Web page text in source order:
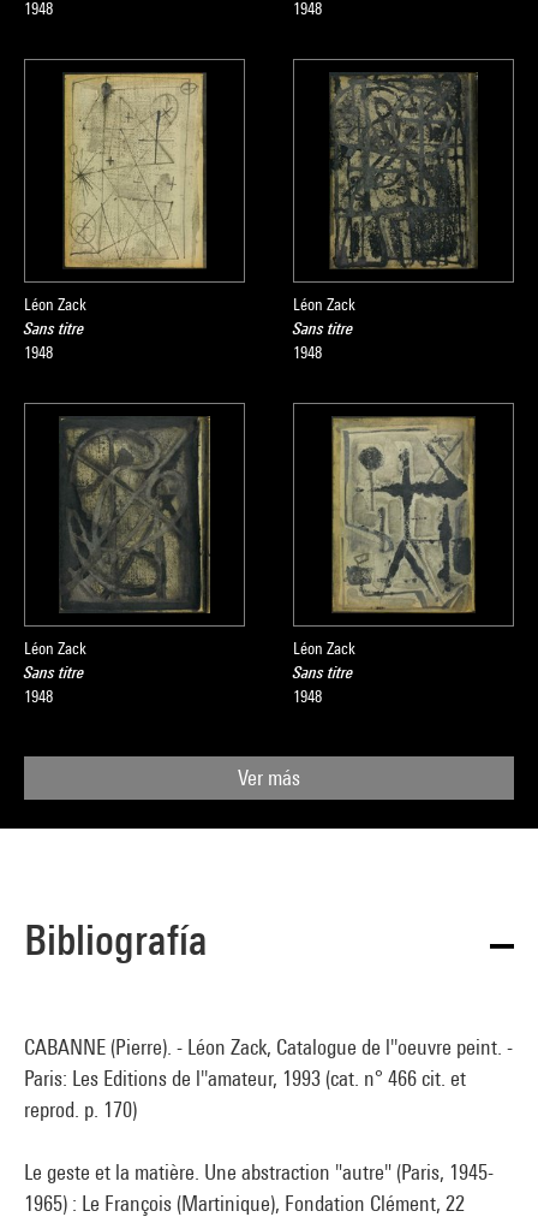
1948 1948
Léon Zack
Sans titre
1948
Léon Zack
Sans titre
1948
Léon Zack
Sans titre
1948
Léon Zack
Sans titre
1948
Ver más
Bibliografía
CABANNE (Pierre). - Léon Zack, Catalogue de l''oeuvre peint. -
Paris: Les Editions de l''amateur, 1993 (cat. n° 466 cit. et
reprod. p. 170)
Le geste et la matière. Une abstraction "autre" (Paris, 1945-
1965) : Le François (Martinique), Fondation Clément, 22